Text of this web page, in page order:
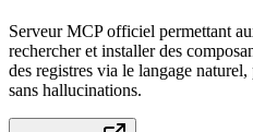
Serveur MCP officiel permettant
rechercher et installer des
des registres via le langage
sans hallucinations.